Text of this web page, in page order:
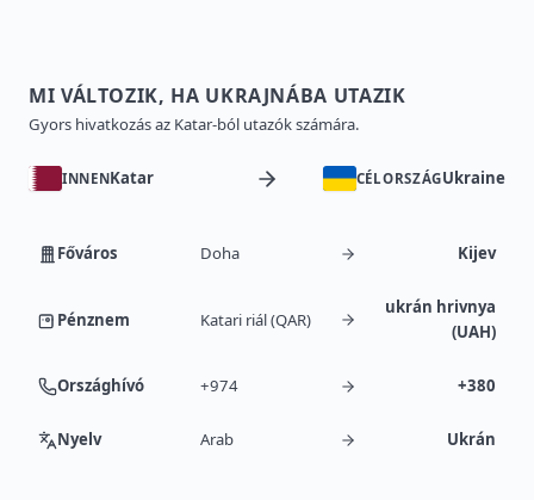
MI VÁLTOZIK, HA UKRAJNÁBA UTAZIK
Gyors hivatkozás az Katar-ból utazók számára.
INNENKatar CÉLORSZÁGUkraine
Főváros Doha Kijev
Pénznem Katari riál (QAR)
ukrán hrivnya
(UAH)
Országhívó +974 +380
Nyelv Arab Ukrán